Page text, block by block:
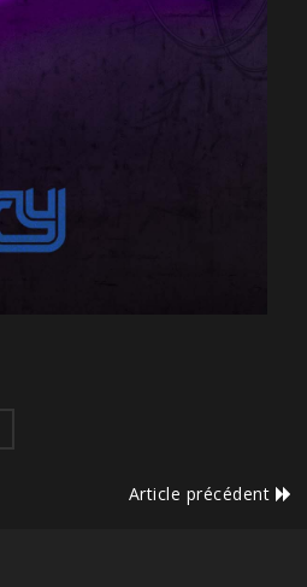
Article précédent